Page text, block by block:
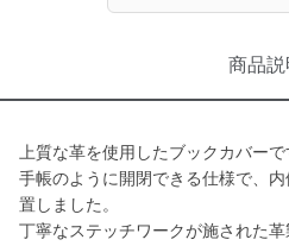
商品説
上質な革を使用したブックカバーで
手帳のように開閉できる仕様で、
置しました。
丁寧なステッチワークが施された